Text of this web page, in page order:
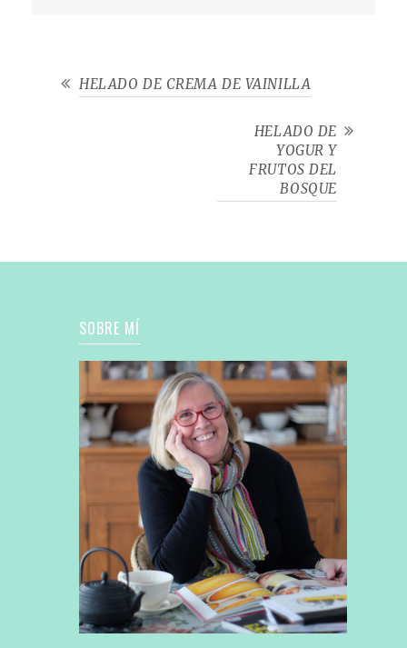
HELADO DE CREMA DE VAINILLA
HELADO DE
YOGUR Y
FRUTOS DEL
BOSQUE
SOBRE MÍ